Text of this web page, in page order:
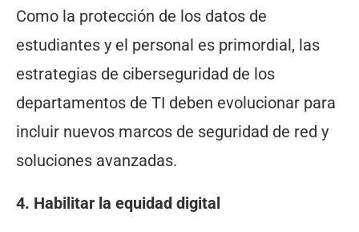
Como la protección de los datos de
estudiantes y el personal es primordial, las
estrategias de ciberseguridad de los
departamentos de TI deben evolucionar para
incluir nuevos marcos de seguridad de red y
soluciones avanzadas.
4. Habilitar la equidad digital